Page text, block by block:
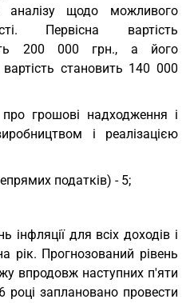
аналізу щодо можливого
Первісна вартість
200 000 грн., а його
становить 140 000
грошові надходження і
і реалізацією
податків) - 5;
інфляції для всіх доходів і
рік. Прогнозований рівень
впродовж наступних п'яти
році заплановано провести